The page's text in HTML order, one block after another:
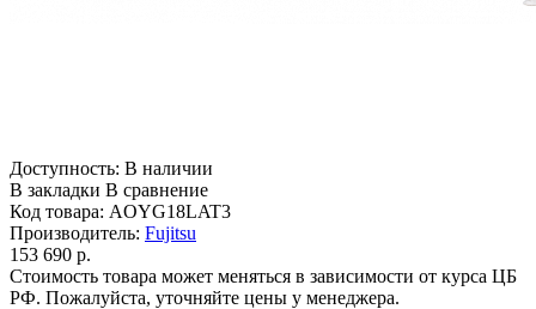
Доступность: В наличии
В закладки В сравнение
Код товара: AOYG18LAT3
Производитель: Fujitsu
153 690 р.
Стоимость товара может меняться в зависимости от курса ЦБ
РФ. Пожалуйста, уточняйте цены у менеджера.